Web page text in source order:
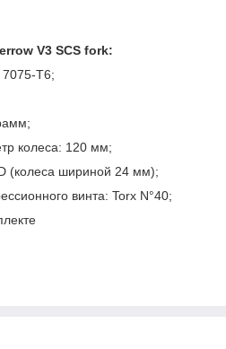
V3 SCS fork:
T6;
колеса: 120 мм;
(колеса шириной 24 мм);
винта: Torx N°40;